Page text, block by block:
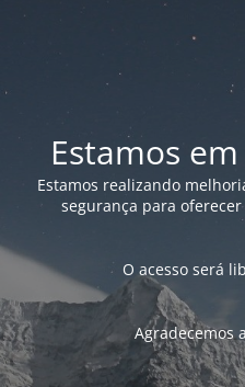
Estamos
Estamos realizando
segurança para
O acesso será
Agradecemos